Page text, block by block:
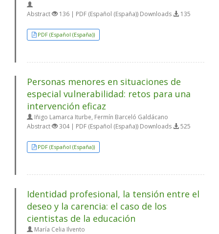
Abstract 136 | PDF (Español (España)) Downloads 135
PDF (Español (España))
Personas menores en situaciones de
especial vulnerabilidad: retos para una
intervención eficaz
Iñigo Lamarca Iturbe, Fermín Barceló Galdácano
Abstract
304 | PDF (Español (España)) Downloads 525
PDF (Español (España))
Identidad profesional, la tensión entre el
deseo y la carencia: el caso de los
cientistas de la educación
María Celia Ilvento